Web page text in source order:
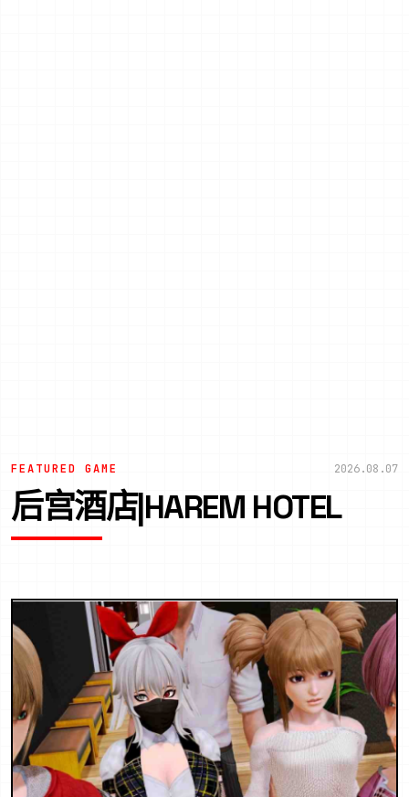
FEATURED GAME 2026.08.07
后宫酒店|HAREM HOTEL